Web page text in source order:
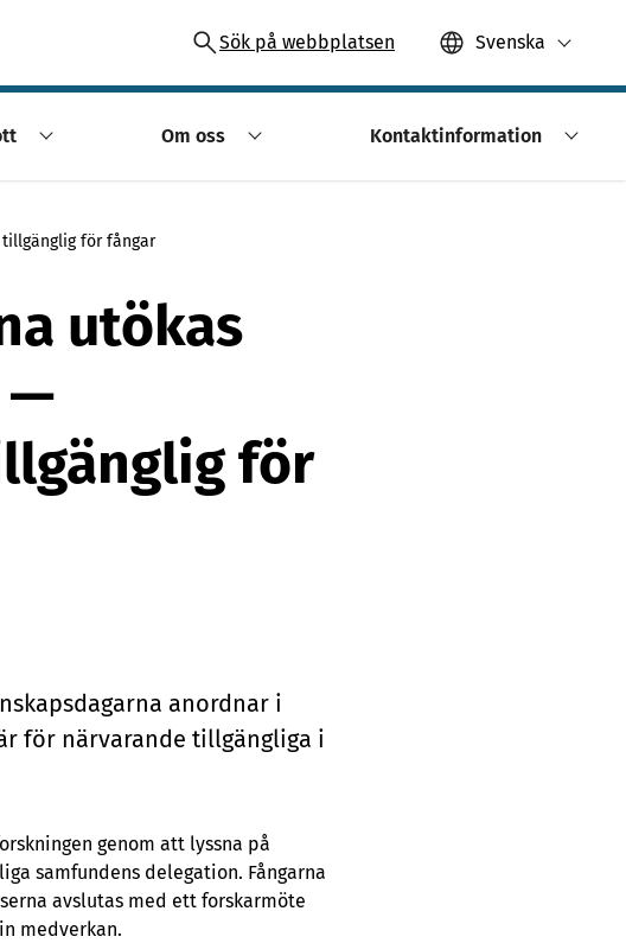
Sök på webbplatsen Svenska
Om oss Kontaktinformation
för fångar
utökas
—
för
an­ord­nar i
för när­va­ran­de till­gäng­li­ga i
genom att lyssna på
samfundens delegation. Fångarna
avslutas med ett forskarmöte
medverkan.